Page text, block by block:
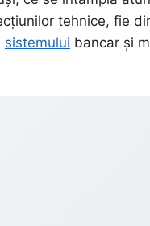
tehnice, fie
sistemului bancar și